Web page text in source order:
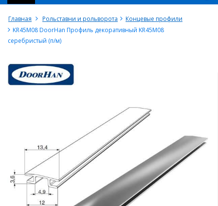
Главная Рольставни и рольворота
Концевые профили
KR45M08 DoorHan Профиль декоративный KR45M08
серебристый (п/м)